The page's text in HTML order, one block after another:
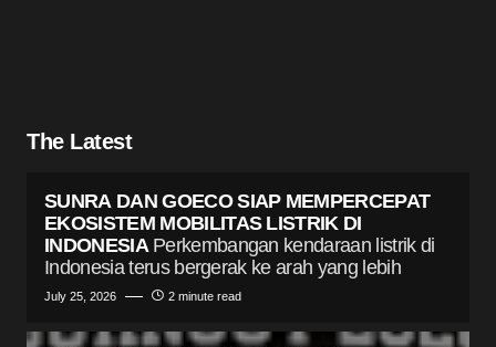
The Latest
SUNRA DAN GOECO SIAP MEMPERCEPAT
EKOSISTEM MOBILITAS LISTRIK DI
INDONESIA Perkembangan kendaraan listrik di
Indonesia terus bergerak ke arah yang lebih
July 25, 2026 2 minute read